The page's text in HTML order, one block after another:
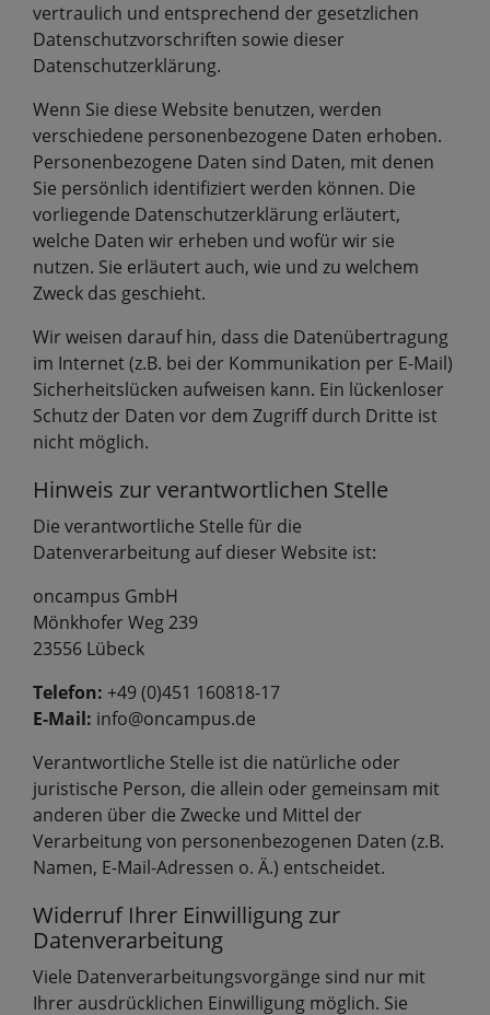
vertraulich und entsprechend der gesetzlichen
Datenschutzvorschriften sowie dieser
Datenschutzerklärung.
Wenn Sie diese Website benutzen, werden
verschiedene personenbezogene Daten erhoben.
Personenbezogene Daten sind Daten, mit denen
Sie persönlich identifiziert werden können. Die
vorliegende Datenschutzerklärung erläutert,
welche Daten wir erheben und wofür wir sie
nutzen. Sie erläutert auch, wie und zu welchem
Zweck das geschieht.
Wir weisen darauf hin, dass die Datenübertragung
im Internet (z.B. bei der Kommunikation per E-Mail)
Sicherheitslücken aufweisen kann. Ein lückenloser
Schutz der Daten vor dem Zugriff durch Dritte ist
nicht möglich.
Hinweis zur verantwortlichen Stelle
Die verantwortliche Stelle für die
Datenverarbeitung auf dieser Website ist:
oncampus GmbH
Mönkhofer Weg 239
23556 Lübeck
Telefon: +49 (0)451 160818-17
E-Mail: info@oncampus.de
Verantwortliche Stelle ist die natürliche oder
juristische Person, die allein oder gemeinsam mit
anderen über die Zwecke und Mittel der
Verarbeitung von personenbezogenen Daten (z.B.
Namen, E-Mail-Adressen o. Ä.) entscheidet.
Widerruf Ihrer Einwilligung zur
Datenverarbeitung
Viele Datenverarbeitungsvorgänge sind nur mit
Ihrer ausdrücklichen Einwilligung möglich. Sie